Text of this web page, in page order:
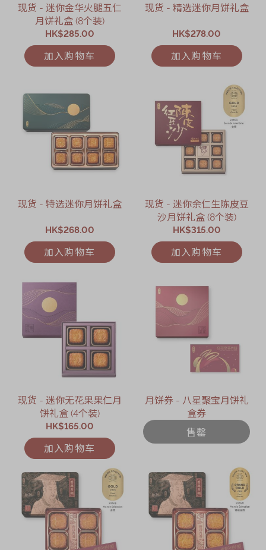
现货 - 迷你金华火腿五仁
月饼礼盒 (8个装)
HK$285.00
加入购物车
现货 - 精选迷你月饼礼盒
HK$278.00
加入购物车
现货 - 特选迷你月饼礼盒
HK$268.00
加入购物车
现货 - 迷你余仁生陈皮豆
沙月饼礼盒 (8个装)
HK$315.00
加入购物车
现货 - 迷你无花果果仁月
饼礼盒 (4个装)
HK$165.00
加入购物车
月饼券 - 八星聚宝月饼礼
盒券
售罄